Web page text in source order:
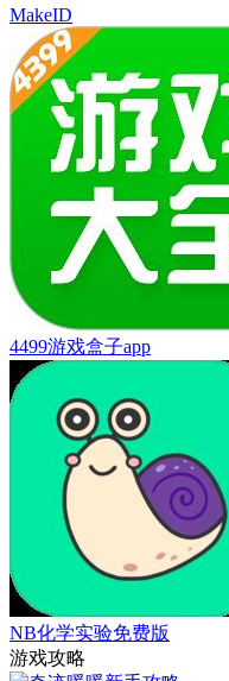
MakeID
4499游戏盒子app
NB化学实验免费版
游戏攻略